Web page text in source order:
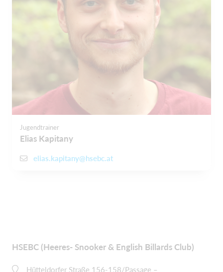
Jugendtrainer
Elias Kapitany
elias.kapitany@hsebc.at
HSEBC (Heeres- Snooker & English Billards Club)
Hütteldorfer Straße 156-158/Passage –